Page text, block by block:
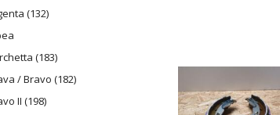
(132)
(183)
/ Bravo (182)
II (198)